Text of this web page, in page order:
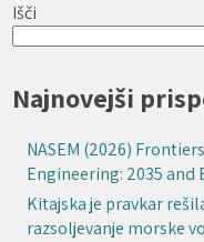
Išči
Najnovejši
NASEM (2026)
Engineering: 2035 and
Kitajska je pravkar
razsoljevanje morske